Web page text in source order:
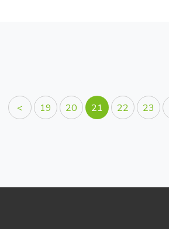
< 19 20 21 22 23